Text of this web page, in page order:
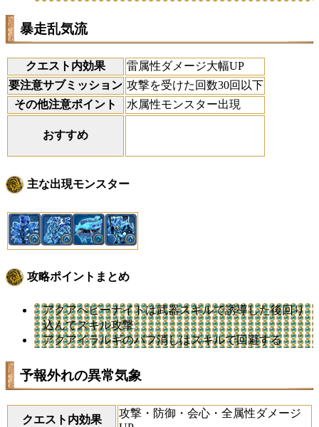
暴走乱気流
クエスト内効果
雷属性ダメージ大幅UP
要注意サブミッション 攻撃を受けた回数30回以下
その他注意ポイント
水属性モンスター出現
おすすめ
主な出現モンスター
攻略ポイントまとめ
アクアヘビーナイトは武器スキルで誘導した後回り
込んでスキル攻撃
アクアイラルギのバフ消しはスキルで回避する
予報外れの異常気象
クエスト内効果
攻撃・防御・会心・全属性ダメージ